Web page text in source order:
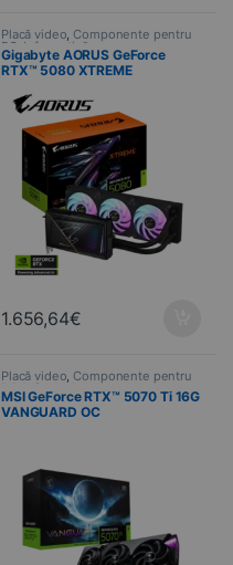
Placă video, Componente pentru
PC Informatică
Gigabyte AORUS GeForce
RTX™ 5080 XTREME
1.656,64€
Placă video, Componente pentru
PC,Informatică
MSI GeForce RTX™ 5070 Ti 16G
VANGUARD OC